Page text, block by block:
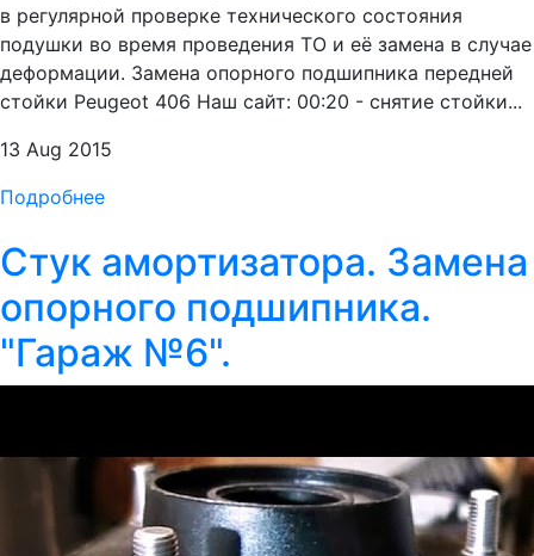
в регулярной проверке технического состояния
подушки во время проведения ТО и её замена в случае
деформации. Замена опорного подшипника передней
стойки Peugeot 406 Наш сайт: 00:20 - снятие стойки...
13 Aug 2015
Подробнее
Стук амортизатора. Замена
опорного подшипника.
"Гараж №6".